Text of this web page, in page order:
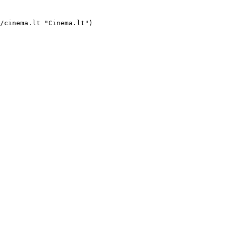
5dfd4fb7e8d3e10730e6e9a88baef633/c/KmQqwURnHpIaIA6M-2xl.webp)  

    ###  Kitų Akimis 

    ####  The Eyes of Others 

     ](https://cinema.lt/f